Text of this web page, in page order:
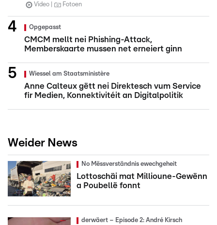
Video Fotoen
Opgepasst
CMCM mellt nei Phishing-Attack,
Memberskaarte mussen net erneiert ginn
Wiessel am Staatsministère
Anne Calteux gëtt nei Direktesch vum Service
fir Medien, Konnektivitéit an Digitalpolitik
Weider News
No Mëssverständnis ewechgeheit
Lottoschäi mat Millioune-Gewënn
a Poubellë fonnt
derwäert – Episode 2: André Kirsch